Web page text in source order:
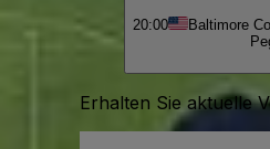
20:00 Baltimore
Erhalten Sie aktuelle